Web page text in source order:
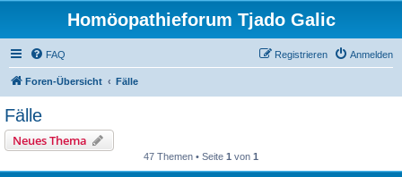
Homöopathieforum Tjado Galic
FAQ Anmelden
Registrieren
Foren-Übersicht Fälle
Fälle
Neues Thema
47 Themen • Seite 1 von 1